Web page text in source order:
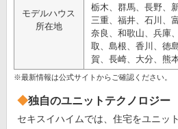
モデルハウス
所在地
栃木、群馬、長野、
三重、福井、石川、
奈良、和歌山、兵庫
取、島根、香川、徳
賀、長崎、大分、熊
※最新情報は公式サイトからご確認ください。
独自のユニットテクノロジー
セキスイハイムでは、住宅をユニッ